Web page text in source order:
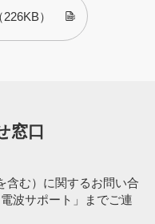
）
窓口
含む）に関するお問い合
波サポート」までご連